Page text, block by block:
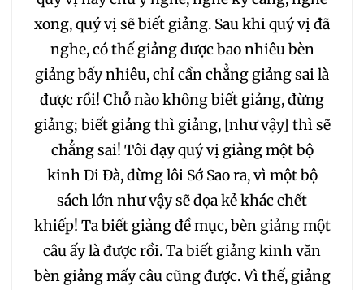
xong, quý vị sẽ biết giảng. Sau khi quý vị đã
nghe, có thể giảng được bao nhiêu bèn
giảng bấy nhiêu, chỉ cần chẳng giảng sai là
được rồi! Chỗ nào không biết giảng, đừng
giảng; biết giảng thì giảng, [như vậy] thì sẽ
chẳng sai! Tôi dạy quý vị giảng một bộ
kinh Di Đà, đừng lôi Sớ Sao ra, vì một bộ
sách lớn như vậy sẽ dọa kẻ khác chết
khiếp! Ta biết giảng đề mục, bèn giảng một
câu ấy là được rồi. Ta biết giảng kinh văn
bèn giảng mấy câu cũng được. Vì thế, giảng